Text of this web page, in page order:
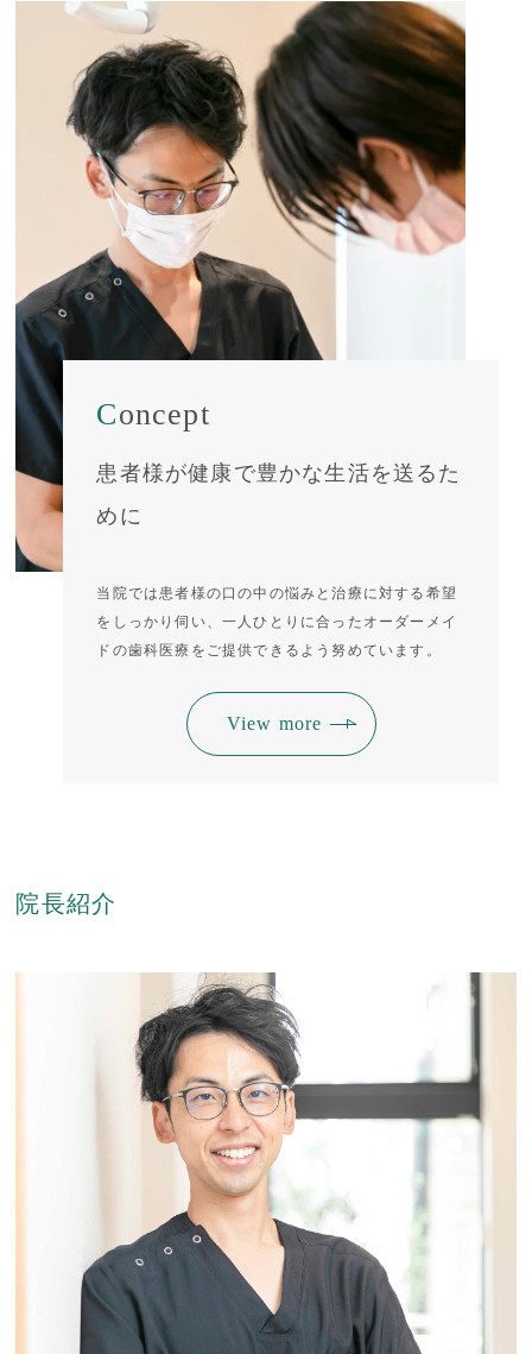
Concept
患者様が健康で豊かな生活を送るた
めに
当院では患者様の口の中の悩みと治療に対する希望
をしっかり伺い、一人ひとりに合ったオーダーメイ
ドの歯科医療をご提供できるよう努めています。
View more
院長紹介